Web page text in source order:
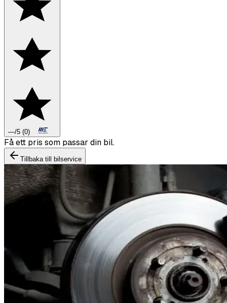
—/5 (0)
Boka däckbyte eller montering inför vintern.
Tillbaka till bilservice